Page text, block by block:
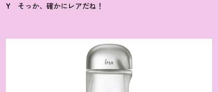
Y そっか、確かにレアだね ！